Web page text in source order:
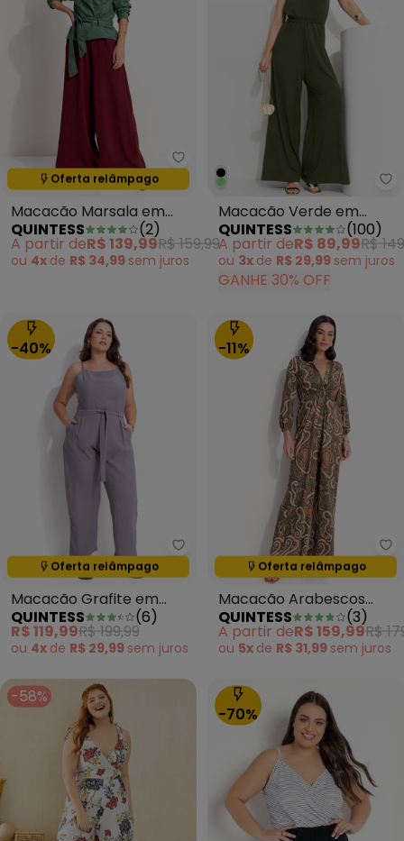
Quintess - Macacão Marsala
Oferta relâmpago
Termina em:12:07:11
Macacão Marsala em
Tecido Air Flow
QUINTESS (2)
A partir deR$ 139,99R$ 159,99
ou 4x de R$ 34,99 sem juros
Macacão Verde em
Malha de Viscose com
Elastano
QUINTESS (100)
A partir deR$ 89,99R$
ou 3x de R$ 29,99 sem juros
GANHE 30% OFF
-40%
Quintess - Macacão Grafite
Oferta relâmpago
Termina em:12:07:11
Macacão Grafite em
Alfaiataria
QUINTESS (6)
R$ 119,99R$ 199,99
ou 4x de R$ 29,99 sem juros
-11%
Oferta relâmpago
Termina em:12:07:11
Macacão Arabescos
Verde em Malha Fria
QUINTESS (3)
A partir deR$ 159,99R$
ou 5x de R$ 31,99 sem juros
-58%
-70%